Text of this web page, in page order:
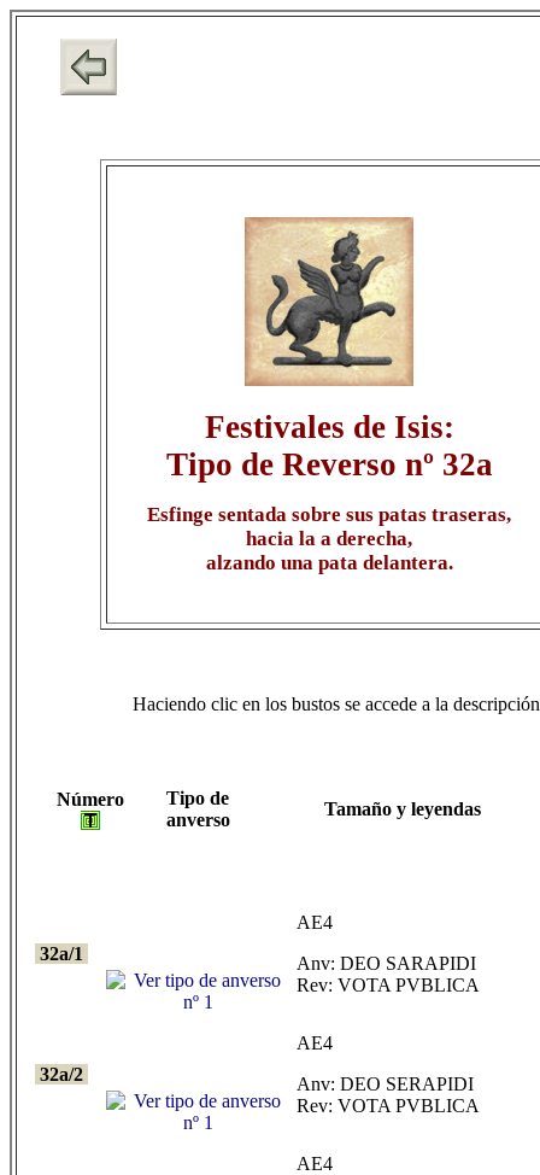
Festivales de Isis:
Tipo de Reverso nº 32a
Esfinge sentada sobre sus patas traseras,
hacia la a derecha,
alzando una pata delantera.
Haciendo clic en los bustos se accede a la
Número
Tipo de
anverso
Tamaño y leyendas
32a/1
AE4
Anv: DEO SARAPIDI
Rev: VOTA PVBLICA
32a/2
AE4
Anv: DEO SERAPIDI
Rev: VOTA PVBLICA
AE4